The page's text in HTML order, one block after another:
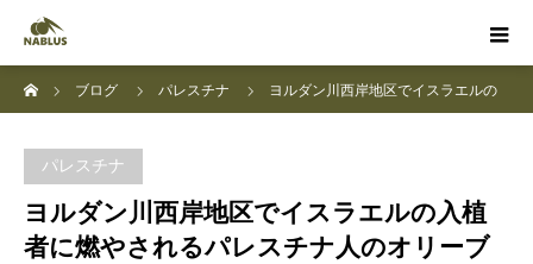
ブログ
パレスチナ ヨルダン川西岸地区でイスラエルの
パレスチナ
ヨルダン川西岸地区でイスラエルの入植
者に燃やされるパレスチナ人のオリーブ